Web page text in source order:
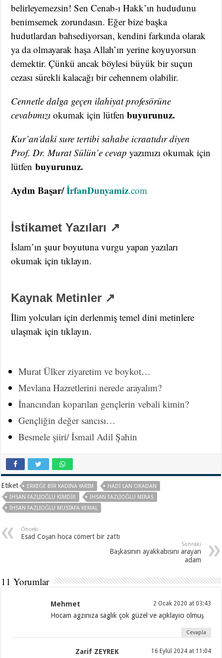
belirleyemezsin! Sen Cenab-ı Hakk’ın hududunu
benimsemek zorundasın. Eğer bize başka
hudutlardan bahsediyorsan, kendini farkında olarak
ya da olmayarak haşa Allah’ın yerine koyuyorsun
demektir. Çünkü ancak böylesi büyük bir suçun
cezası sürekli kalacağı bir cehennem olabilir.
Cennetle dalga geçen ilahiyat profesörüne
cevabımızı okumak için lütfenbuyurunuz.
Kur’an’daki sure tertibi sahabe icraatıdır diyen
Prof. Dr. Murat Sülün’e cevap yazımızı okumak için
lütfen buyurunuz.
Aydın Başar/İrfanDunyamiz.com
İstikamet Yazıları ↗
İslam’ın şuur boyutuna vurgu yapan yazıları
okumak için tıklayın.
Kaynak Metinler ↗
İlim yolcuları için derlenmiş temel dini metinlere
ulaşmak için tıklayın.
Murat Ülker ziyaretim ve boykot…
Mevlana Hazretlerini nerede arayalım?
İnancından koparılan gençlerin vebali kimin?
Gençliğin değer sancısı…
Besmele şiiri/ İsmail Adil Şahin
Etiket ERKEĞE BIR KADINA YARIM
HADI LAN ORADAN
IHSAN FAZLIOĞLU KIMDIR
IHSAN FAZLIOĞLU MIRAS
IHSAN FAZLIOĞLU MUSTAFA KEMAL
Önceki
Esad Coşan hoca cömert bir zattı
Sonraki
Başkasının ayakkabısını arayan
adam
11 Yorumlar
Mehmet 2 Ocak 2020 at 03:43
Hocam agzınıza saglık çok güzel ve açıklayıcı olmuş
Cevapla
Zarif ZEYREK 16 Eylül 2024 at 11:04